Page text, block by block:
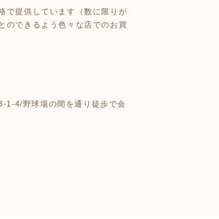
で提供しています（数に限りが
のできるよう色々な店でのお買
1-4/野球場の間を通り徒歩で会